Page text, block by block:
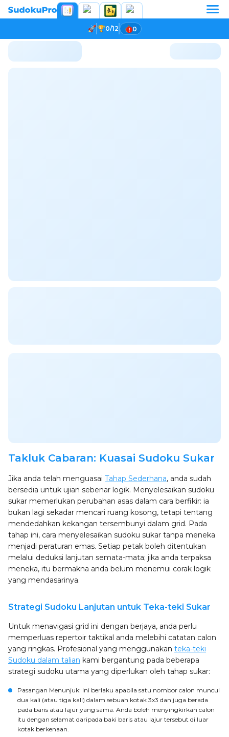
0/12 0
Takluk Cabaran: Kuasai Sudoku Sukar
Jika anda telah menguasai Tahap Sederhana, anda sudah
bersedia untuk ujian sebenar logik. Menyelesaikan sudoku
sukar memerlukan perubahan asas dalam cara berfikir: ia
bukan lagi sekadar mencari ruang kosong, tetapi tentang
mendedahkan kekangan tersembunyi dalam grid. Pada
tahap ini, cara menyelesaikan sudoku sukar tanpa meneka
menjadi peraturan emas. Setiap petak boleh ditentukan
melalui deduksi lanjutan semata-mata; jika anda terpaksa
meneka, itu bermakna anda belum menemui corak logik
yang mendasarinya.
Strategi Sudoku Lanjutan untuk Teka-teki Sukar
Untuk menavigasi grid ini dengan berjaya, anda perlu
memperluas repertoir taktikal anda melebihi catatan calon
yang ringkas. Profesional yang menggunakan teka-teki
Sudoku dalam talian kami bergantung pada beberapa
strategi sudoku utama yang diperlukan oleh tahap sukar:
Pasangan Menunjuk: Ini berlaku apabila satu nombor calon muncul
dua kali (atau tiga kali) dalam sebuah kotak 3x3 dan juga berada
pada baris atau lajur yang sama. Anda boleh menyingkirkan calon
itu dengan selamat daripada baki baris atau lajur tersebut di luar
kotak berkenaan.